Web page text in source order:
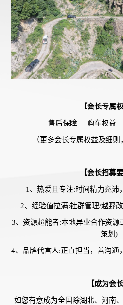
【会长专属权
售后保障 购车权益
（更多会长专属权益及细则
【会长招募要
1、热爱且专注:时间精力充沛
2、经验值拉满:社群管理/越野
3、资源超能者:本地异业合作资源
策划)
4、品牌代言人:正直担当，善沟通
【成为会长
如您有意成为全国除湖北、河南